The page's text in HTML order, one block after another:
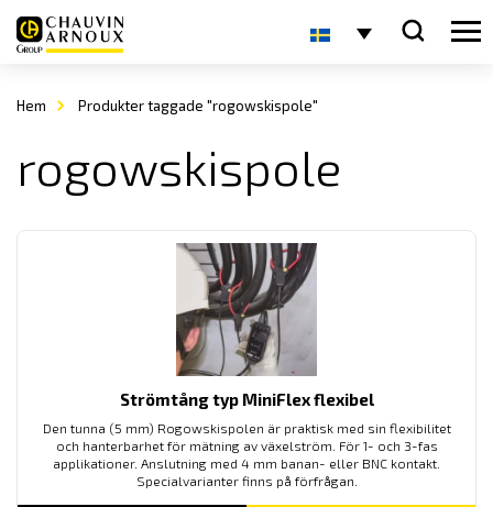
Hem Produkter taggade "rogowskispole"
rogowskispole
Strömtång typ MiniFlex flexibel
Den tunna (5 mm) Rogowskispolen är praktisk med sin flexibilitet
och hanterbarhet för mätning av växelström. För 1- och 3-fas
applikationer. Anslutning med 4 mm banan- eller BNC kontakt.
Specialvarianter finns på förfrågan.